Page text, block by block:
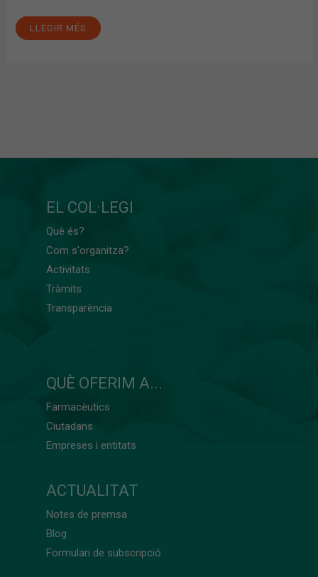
LLEGIR MÉS
EL COL·LEGI
Què és?
Com s'organitza?
Activitats
Tràmits
Transparència
QUÈ OFERIM A...
Farmacèutics
Ciutadans
Empreses i entitats
ACTUALITAT
Notes de premsa
Blog
Formulari de subscripció